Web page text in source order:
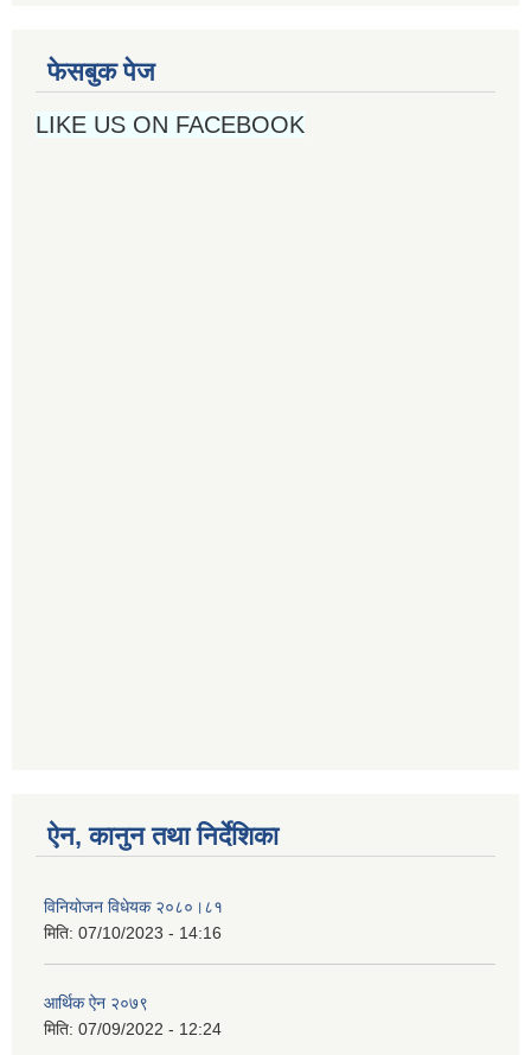
फेसबुक पेज
LIKE US ON FACEBOOK
ऐन, कानुन तथा निर्देशिका
विनियोजन विधेयक २०८०।८१
मिति: 07/10/2023 - 14:16
आर्थिक ऐन २०७९
मिति: 07/09/2022 - 12:24